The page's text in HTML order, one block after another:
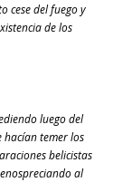
cese del fuego y
de los
luego del
temer los
belicistas
al